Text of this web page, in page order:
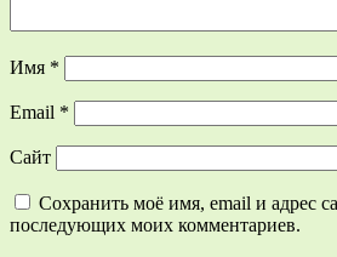
Имя *
Email *
Сайт
Сохранить моё имя, email и адрес
последующих моих комментариев.